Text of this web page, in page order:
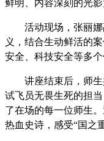
鲜明、内容深刻的光影
活动现场，张丽
义，结合生动鲜活的
安全、科技安全等多
讲座结束后，师
试飞员无畏生死的担
了在场的每一位师生
热血史诗，感受“国之